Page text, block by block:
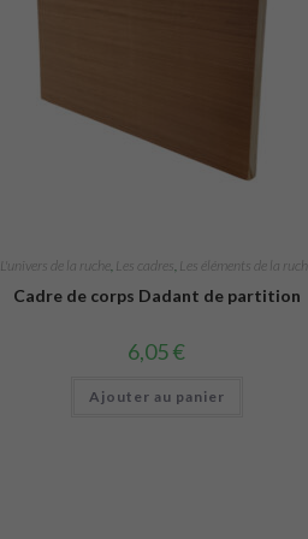
L'univers de la ruche , Les cadres, Les éléments de la ruche
Cadre de corps Dadant de partition
6,05€
Ajouter au panier